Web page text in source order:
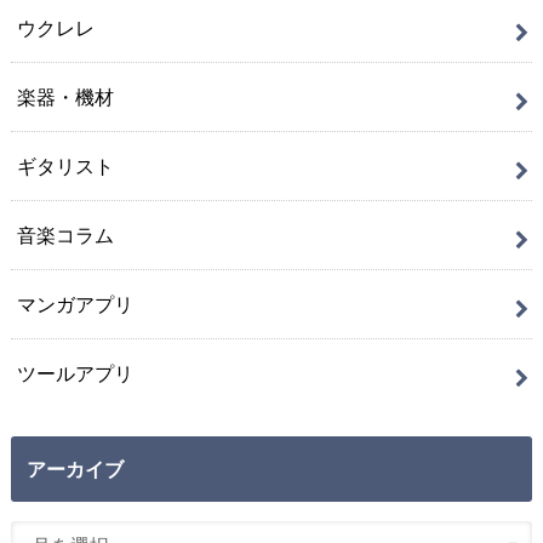
ウクレレ
楽器・機材
ギタリスト
音楽コラム
マンガアプリ
ツールアプリ
アーカイブ